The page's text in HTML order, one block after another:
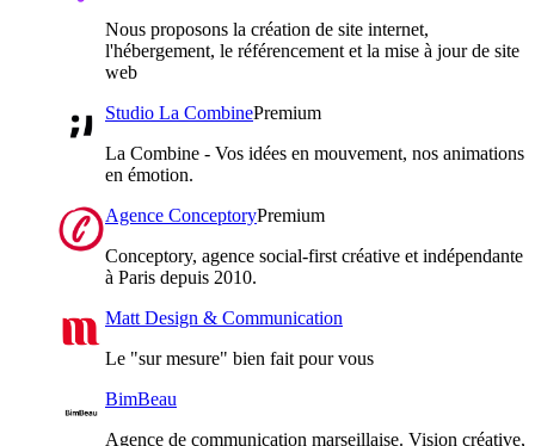
Nous proposons la création de site internet,
l'hébergement, le référencement et la mise à jour de site
web
Studio La CombinePremium
La Combine - Vos idées en mouvement, nos animations
en émotion.
Agence ConceptoryPremium
Conceptory, agence social-first créative et indépendante
à Paris depuis 2010.
Matt Design & Communication
Le "sur mesure" bien fait pour vous
BimBeau
Agence de communication marseillaise. Vision créative,